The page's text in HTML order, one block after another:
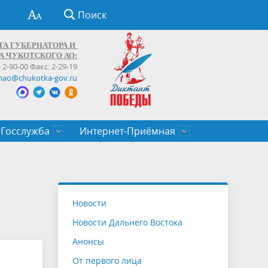
Поиск
ГУБЕРНАТОРА И
ЧУКОТСКОГО АО:
2-90-00 Факс: 2-29-19
gov.ru
Госслужба
служащих Чукотского автономного
Интернет-Приёмная
Новости
Новости Дальнего Востока
Анонсы
От первого лица